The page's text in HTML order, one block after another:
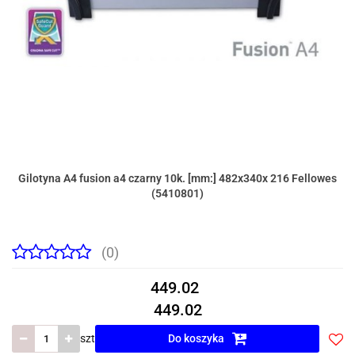
Gilotyna A4 fusion a4 czarny 10k. [mm:] 482x340x 216 Fellowes
(5410801)
(0)
449.02
449.02
szt Do koszyka